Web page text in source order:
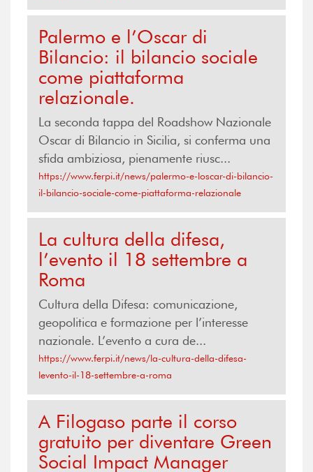
Palermo e l’Oscar di
Bilancio: il bilancio sociale
come piattaforma
relazionale.
La seconda tappa del Roadshow Nazionale
Oscar di Bilancio in Sicilia, si conferma una
sfida ambiziosa, pienamente riusc...
https://www.ferpi.it/news/palermo-e-loscar-di-bilancio-
il-bilancio-sociale-come-piattaforma-relazionale
La cultura della difesa,
l’evento il 18 settembre a
Roma
Cultura della Difesa: comunicazione,
geopolitica e formazione per l’interesse
nazionale. L’evento a cura de...
https://www.ferpi.it/news/la-cultura-della-difesa-
levento-il-18-settembre-a-roma
A Filogaso parte il corso
gratuito per diventare Green
Social Impact Manager